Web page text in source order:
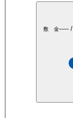
敷 金-----/